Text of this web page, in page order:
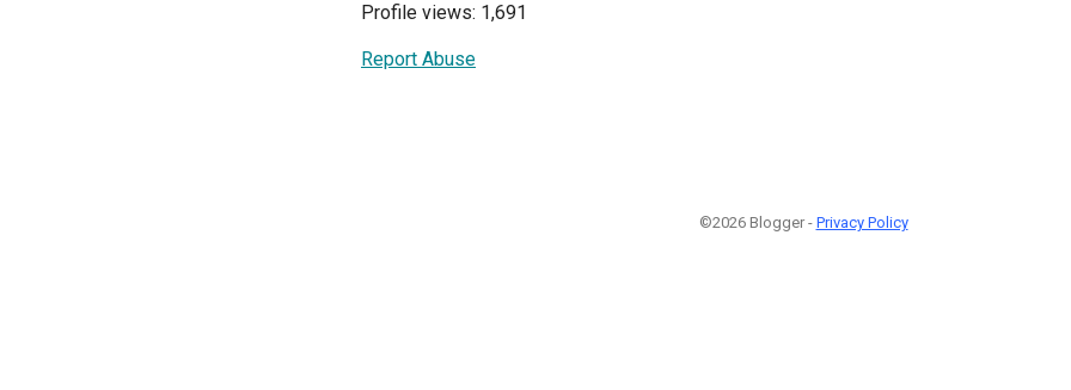
Profile views: 1,691
Report Abuse
©2026 Blogger - Privacy Policy